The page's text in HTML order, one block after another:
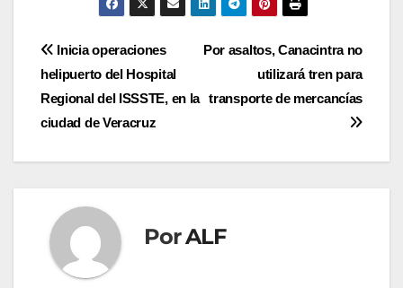
Navegación
de
entradas
Por asaltos, Canacintra no
utilizará tren para
transporte de mercancías
Inicia operaciones
helipuerto del Hospital
Regional del ISSSTE, en la
ciudad de Veracruz
PorALF